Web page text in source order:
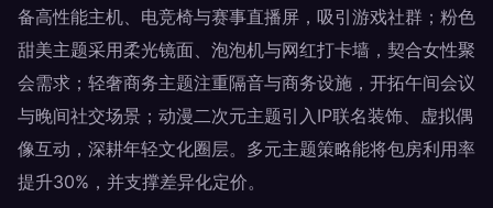
备高性能主机、电竞椅与赛事直播屏，吸引游戏社群；粉色
甜美主题采用柔光镜面、泡泡机与网红打卡墙，契合女性聚
会需求；轻奢商务主题注重隔音与商务设施，开拓午间会议
与晚间社交场景；动漫二次元主题引入IP联名装饰、虚拟偶
像互动，深耕年轻文化圈层。多元主题策略能将包房利用率
提升30%，并支撑差异化定价。